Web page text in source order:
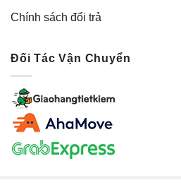
Chính sách đổi trả
Đối Tác Vận Chuyển